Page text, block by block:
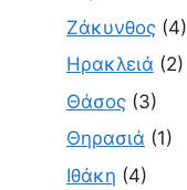
Ζάκυνθος (4)
Ηρακλειά (2)
Θάσος (3)
Θηρασιά (1)
Ιθάκη (4)